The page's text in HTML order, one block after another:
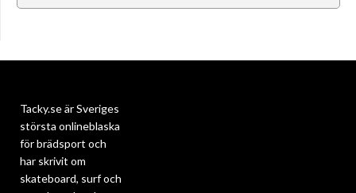
Tacky.se är Sveriges
största onlineblaska
för brädsport och
har skrivit om
skateboard, surf och